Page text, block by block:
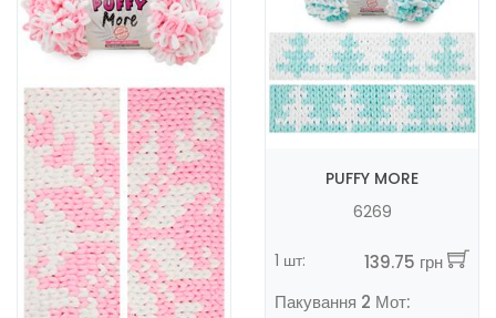
PUFFY MORE
6269
1 шт:
139.75 грн
Пакування 2 Мот: